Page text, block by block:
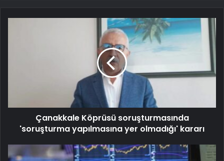
Çanakkale Köprüsü soruşturmasında
'soruşturma yapılmasına yer olmadığı' kararı